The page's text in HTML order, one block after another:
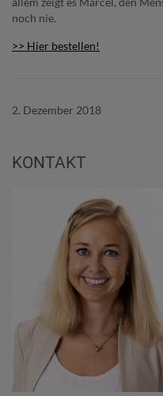
noch nie.
>> Hier bestellen!
2. Dezember 2018
KONTAKT